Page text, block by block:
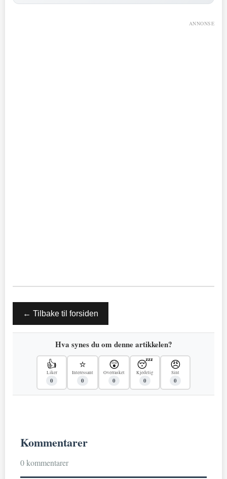
ANNONSE
← Tilbake til forsiden
Hva synes du om denne artikkelen?
👍
Liker
0
⭐
Interessant
0
😲
Overrasket
0
😴
Kjedelig
0
😠
Sint
0
Kommentarer
0 kommentarer